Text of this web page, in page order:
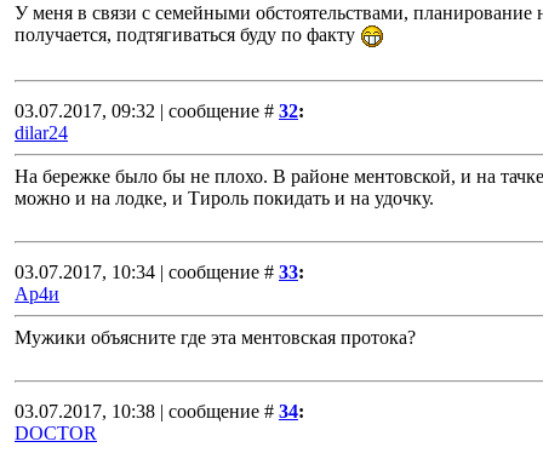
У меня в связи с семейными обстоятельствами, планирование
получается, подтягиваться буду по факту
03.07.2017, 09:32 | сообщение # 32:
dilar24
На бережке было бы не плохо. В районе ментовской, и на
можно и на лодке, и Тироль покидать и на удочку.
03.07.2017, 10:34 | сообщение # 33:
Ар4и
Мужики объясните где эта ментовская протока?
03.07.2017, 10:38 | сообщение # 34:
DOCTOR